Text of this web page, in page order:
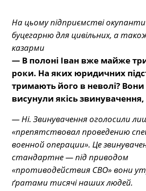
На цьому підприємстві
буцегарню для цивільних, а
казарми
— В полоні Іван вже майже
роки. На яких юридичних
тримають його в неволі? Вони
висунули якісь
— Ні. Звинувачення оголосили
«препятствовал проведению
военной операции». Це
стандартне — під приводом
«противодействия СВО» вони
ґратами тисячі наших людей.